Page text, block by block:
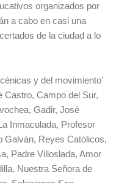
organizados por
a cabo en casi una
de la ciudad a lo
y del movimiento’
Castro, Campo del Sur,
Gadir, José
Inmaculada, Profesor
Galván, Reyes Católicos,
Padre Villoslada, Amor
Nuestra Señora de